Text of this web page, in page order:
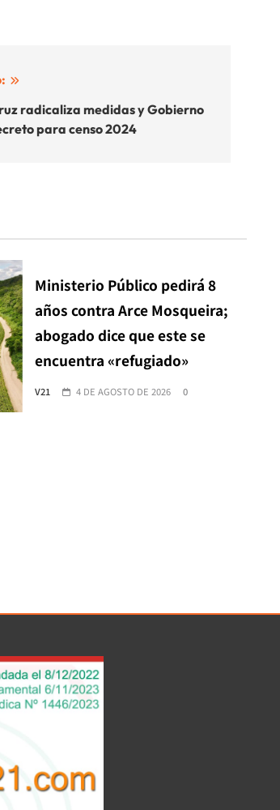
radicaliza medidas y Gobierno
para censo 2024
Ministerio Público pedirá 8
años contra Arce Mosqueira;
abogado dice que este se
encuentra «refugiado»
V21 4 DE AGOSTO DE 2026 0